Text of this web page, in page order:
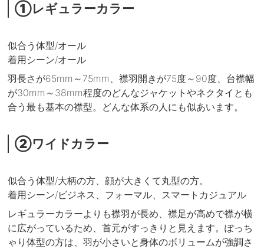
①レギュラーカラー
似合う体型/オール
着用シーン/オール
羽長さが65mm～75mm、襟羽開きが75度～90度、台襟幅
が30mm～38mm程度のどんなジャケットやネクタイとも
合う最も基本の襟型。どんな体系の人にも似あいます。
②ワイドカラー
似合う体型/大柄の方、顔が大きくて丸型の方。
着用シーン/ビジネス、フォーマル、スマートカジュアル
レギュラーカラーよりも襟羽が長め、襟足が高めで襟が横
に広がっているため、首元がすっきりと見えます。ぽっち
ゃり体型の方は、羽が小さいと身体のボリュームが強調さ